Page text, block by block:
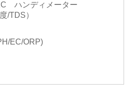
ハンディメーター
/TDS）
EC/ORP)